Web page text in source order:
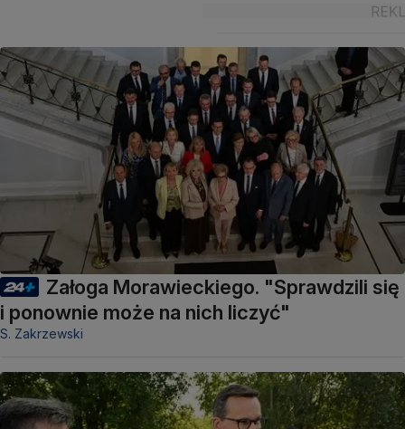
Załoga Morawieckiego. "Sprawdzili się
i ponownie może na nich liczyć"
S. Zakrzewski